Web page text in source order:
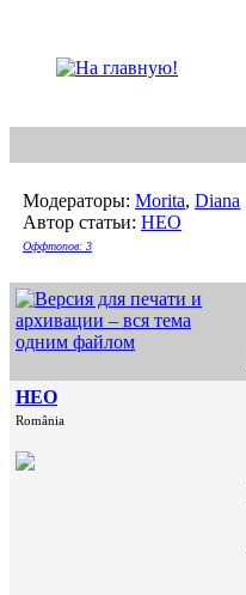
Модераторы: Morita, Diana
Автор статьи: НЕО
Оффтопов: 3
НЕО
România